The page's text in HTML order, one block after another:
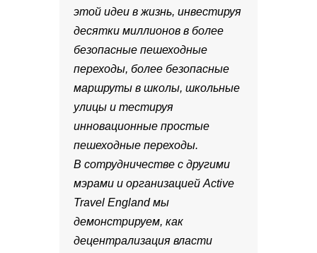
этой идеи в жизнь, инвестируя
десятки миллионов в более
безопасные пешеходные
переходы, более безопасные
маршруты в школы, школьные
улицы и тестируя
инновационные простые
пешеходные переходы.
В сотрудничестве с другими
мэрами и организацией Active
Travel England мы
демонстрируем, как
децентрализация власти